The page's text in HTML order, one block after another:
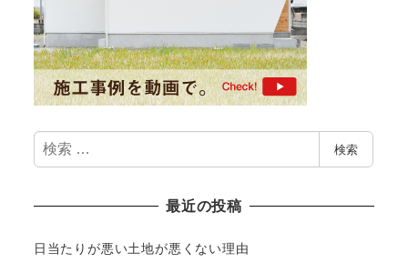
検
索
検索
最近の投稿
日当たりが悪い土地が悪くない理由